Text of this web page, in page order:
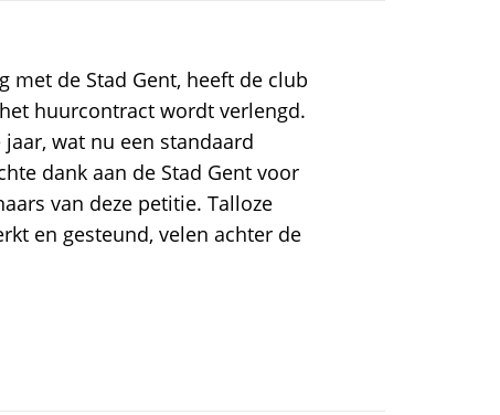
met de Stad Gent, heeft de club
huurcontract wordt verlengd.
wat nu een standaard
dank aan de Stad Gent voor
van deze petitie. Talloze
en gesteund, velen achter de